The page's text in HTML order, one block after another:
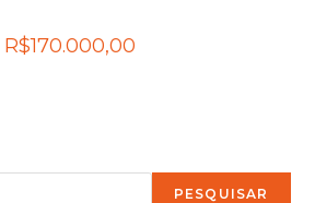
R$170.000,00
PESQUISAR